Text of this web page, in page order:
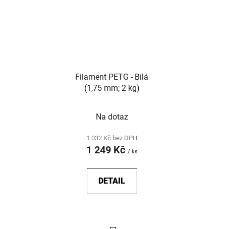
Filament PETG - Bílá
(1,75 mm; 2 kg)
Na dotaz
1 032 Kč bez DPH
1 249 Kč / ks
DETAIL